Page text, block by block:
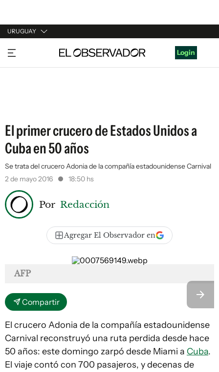
URUGUAY
URUGUAY
ARGENTINA
Login
El primer crucero de Estados Unidos a
Cuba en 50 años
Se trata del crucero Adonia de la compañía estadounidense Carnival
2 de mayo 2016
18:50 hs
Por Redacción
Agregar El Observador en
AFP
Compartir
El crucero Adonia de la compañía estadounidense
Carnival reconstruyó una ruta perdida desde hace
50 años: este domingo zarpó desde Miami a Cuba.
El viaje contó con 700 pasajeros, y decenas de